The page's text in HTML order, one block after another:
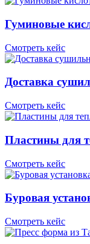
Гуминовые
Смотреть кейс
Доставка
Смотреть кейс
Пластины для
Смотреть кейс
Буровая
Смотреть кейс